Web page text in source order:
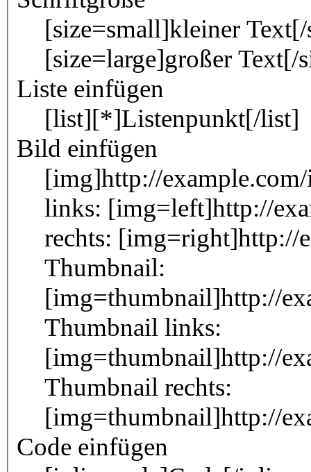
[size=small]kleiner
[size=large]großer Text[/
Liste einfügen
[list][*]Listenpunkt[/list]
Bild einfügen
[img]http://
links: [img=left]http://
rechts: [img=right]http://
Thumbnail:
[img=thumbnail]http://
Thumbnail links:
[img=thumbnail]http://
Thumbnail rechts:
[img=thumbnail]http://
Code einfügen